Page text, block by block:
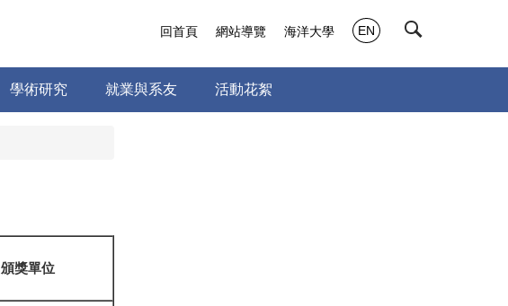
學術研究 就業與系友 活動花絮
回首頁 網站導覽 海洋大學 EN
頒獎單位